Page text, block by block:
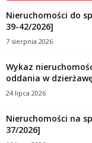
Nieruchomości do
39-42/2026]
7 sierpnia 2026
Wykaz
oddania w
24 lipca 2026
Nieruchomości na
37/2026]